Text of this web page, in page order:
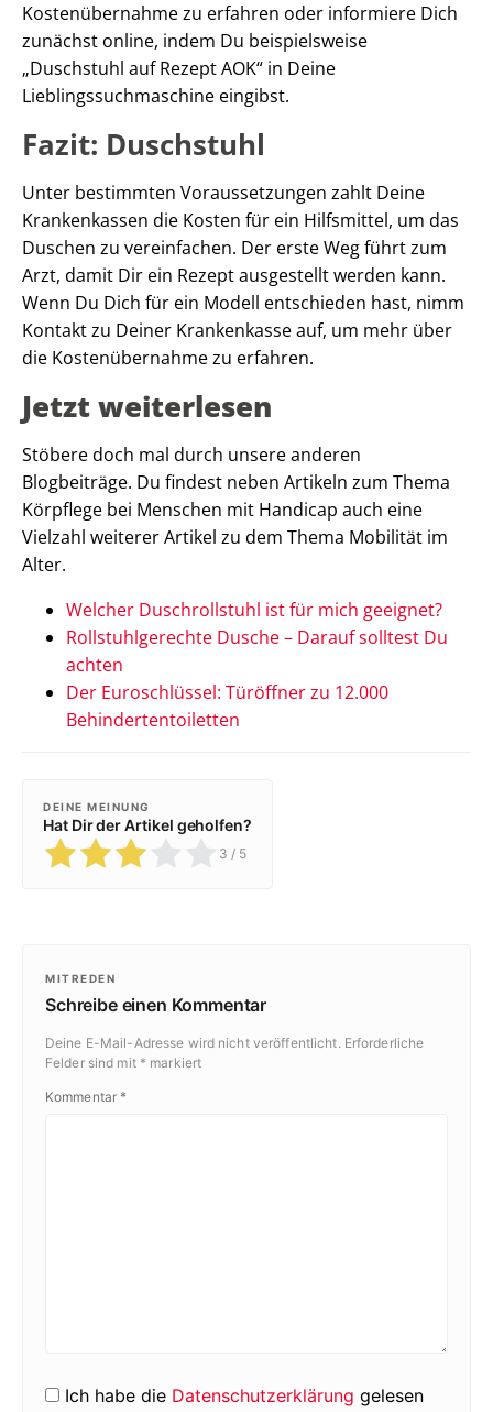
Kostenübernahme zu erfahren oder informiere Dich
zunächst online, indem Du beispielsweise
„Duschstuhl auf Rezept AOK“ in Deine
Lieblingssuchmaschine eingibst.
Fazit: Duschstuhl
Unter bestimmten Voraussetzungen zahlt Deine
Krankenkassen die Kosten für ein Hilfsmittel, um das
Duschen zu vereinfachen. Der erste Weg führt zum
Arzt, damit Dir ein Rezept ausgestellt werden kann.
Wenn Du Dich für ein Modell entschieden hast, nimm
Kontakt zu Deiner Krankenkasse auf, um mehr über
die Kostenübernahme zu erfahren.
Jetzt weiterlesen
Stöbere doch mal durch unsere anderen
Blogbeiträge. Du findest neben Artikeln zum Thema
Körpflege bei Menschen mit Handicap auch eine
Vielzahl weiterer Artikel zu dem Thema Mobilität im
Alter.
Welcher Duschrollstuhl ist für mich geeignet?
Rollstuhlgerechte Dusche – Darauf solltest Du
achten
Der Euroschlüssel: Türöffner zu 12.000
Behindertentoiletten
DEINE MEINUNG
Hat Dir der Artikel geholfen?
3 / 5
MITREDEN
Schreibe einen Kommentar
Deine E-Mail-Adresse wird nicht veröffentlicht. Erforderliche
Felder sind mit * markiert
Kommentar *
Ich habe die Datenschutzerklärung gelesen